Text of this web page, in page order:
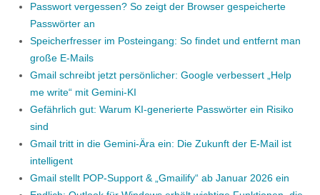
Passwort vergessen? So zeigt der Browser gespeicherte
Passwörter an
Speicherfresser im Posteingang: So findet und entfernt man
große E-Mails
Gmail schreibt jetzt persönlicher: Google verbessert „Help
me write“ mit Gemini-KI
Gefährlich gut: Warum KI-generierte Passwörter ein Risiko
sind
Gmail tritt in die Gemini-Ära ein: Die Zukunft der E-Mail ist
intelligent
Gmail stellt POP-Support & „Gmailify“ ab Januar 2026 ein